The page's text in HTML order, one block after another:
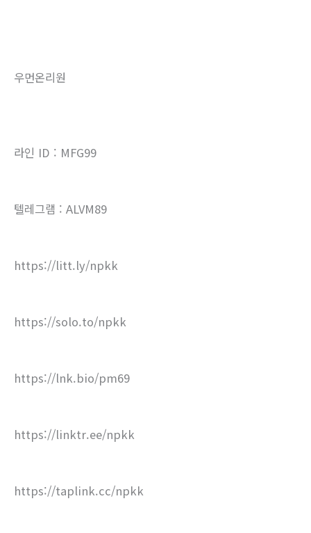
우먼온리원
라인 ID : MFG99
텔레그램 : ALVM89
https://litt.ly/npkk
https://solo.to/npkk
https://lnk.bio/pm69
https://linktr.ee/npkk
https://taplink.cc/npkk